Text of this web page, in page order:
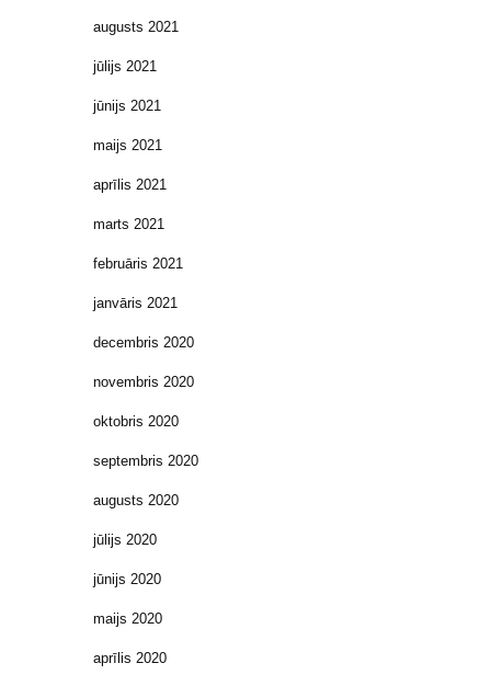
augusts 2021
jūlijs 2021
jūnijs 2021
maijs 2021
aprīlis 2021
marts 2021
februāris 2021
janvāris 2021
decembris 2020
novembris 2020
oktobris 2020
septembris 2020
augusts 2020
jūlijs 2020
jūnijs 2020
maijs 2020
aprīlis 2020